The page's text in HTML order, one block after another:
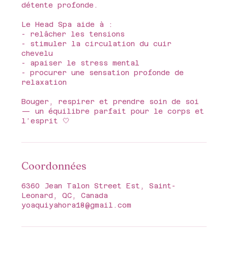
détente profonde.
Le Head Spa aide à :
- relâcher les tensions
- stimuler la circulation du cuir
chevelu
- apaiser le stress mental
- procurer une sensation profonde de
relaxation
Bouger, respirer et prendre soin de soi
— un équilibre parfait pour le corps et
l’esprit 🤍
Coordonnées
6360 Jean Talon Street Est, Saint-
Leonard, QC, Canada
yoaquiyahora18@gmail.com